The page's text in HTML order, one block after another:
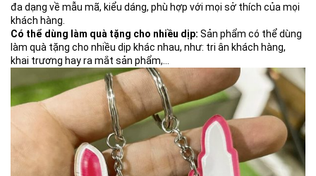
đa dạng về mẫu mã, kiểu dáng, phù hợp với mọi sở thích của mọi
khách hàng.
Có thể dùng làm quà tặng cho nhiều dịp: Sản phẩm có thể dùng
làm quà tặng cho nhiều dịp khác nhau, như: tri ân khách hàng,
khai trương hay ra mắt sản phẩm,…